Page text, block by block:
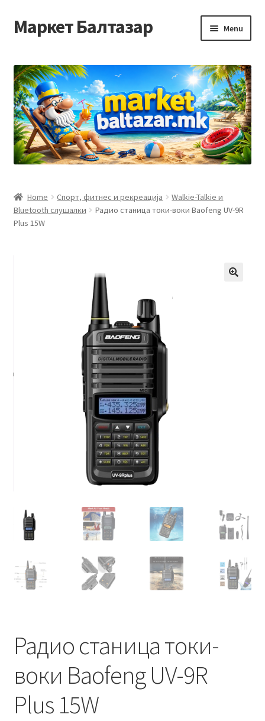
Skip
to
Skip
to
Маркет Балтазар Menu
Checkout
Homepage
Privacy Policy
Контакт
Рекламации и замена на производ
Сите производи
Услови за користење
Home Спорт, фитнес и рекреација
Walkie-Talkie и
Bluetooth слушалки
Радио станица токи-воки Baofeng UV-9R
Plus 15W
Радио станица токи-
воки Baofeng UV-9R
Plus 15W